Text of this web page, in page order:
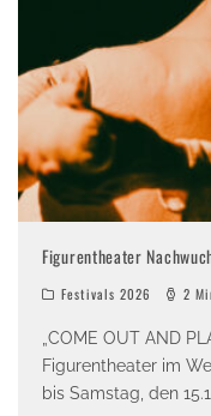
Figurentheater
Festivals 2026 2
„COME OUT AND
Figurentheater im
bis Samstag, den